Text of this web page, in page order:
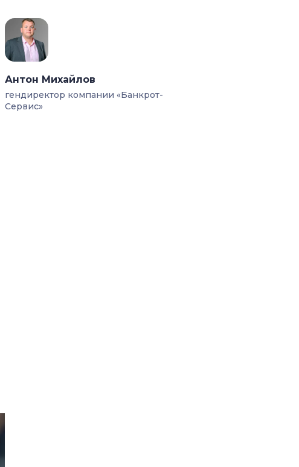
Антон Михайлов
гендиректор компании «Банкрот-
Сервис»